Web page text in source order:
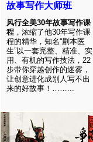
故事写作大师班
风行全美30年故事写作课
程 ，浓缩了他30年写作课
程的精华，知名“剧本医
生”以一套完整、精准、实
用、有机的写作技法，22
步带你穿越创作的迷雾，
让创意进化成别人写不出
来的好故事！……...